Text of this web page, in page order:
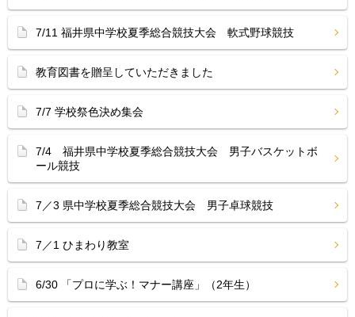
7/11 福井県中学校夏季総合競技大会 軟式野球競技
教育図書を贈呈していただきました
7/7 学校祭色決め集会
7/4 福井県中学校夏季総合競技大会 男子バスケットボ
ール競技
7／3 県中学校夏季総合競技大会 男子卓球競技
7／1 ひまわり教室
6/30 「プロに学ぶ！マナー講座」（2年生）